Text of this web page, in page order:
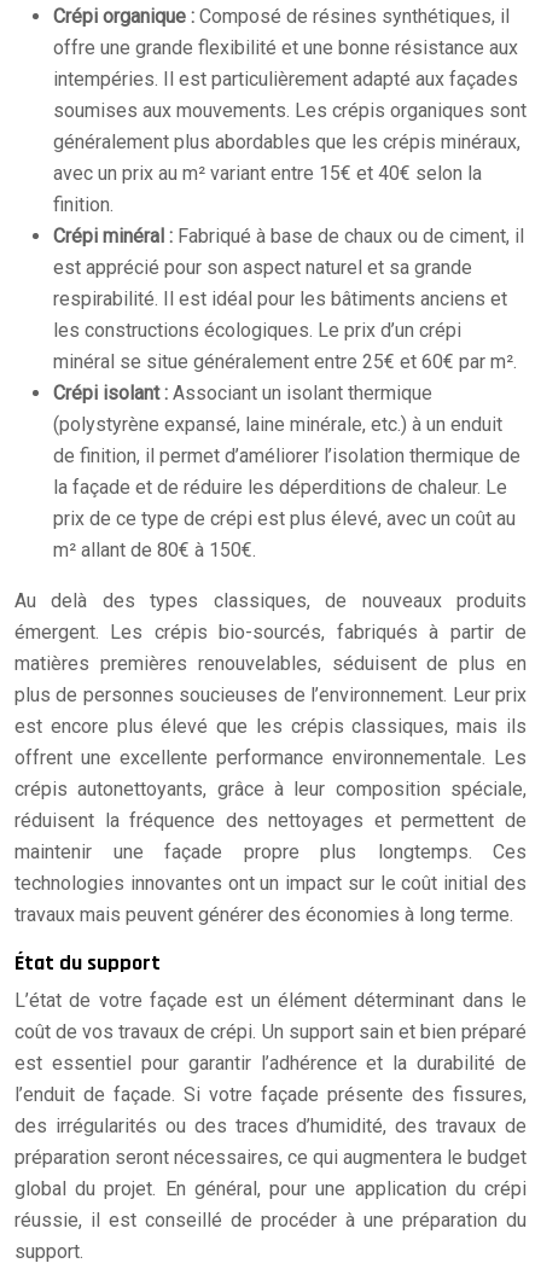
Crépi organique : Composé de résines synthétiques, il
offre une grande flexibilité et une bonne résistance aux
intempéries. Il est particulièrement adapté aux façades
soumises aux mouvements. Les crépis organiques sont
généralement plus abordables que les crépis minéraux,
avec un prix au m² variant entre 15€ et 40€ selon la
finition.
Crépi minéral : Fabriqué à base de chaux ou de ciment, il
est apprécié pour son aspect naturel et sa grande
respirabilité. Il est idéal pour les bâtiments anciens et
les constructions écologiques. Le prix d’un crépi
minéral se situe généralement entre 25€ et 60€ par m².
Crépi isolant : Associant un isolant thermique
(polystyrène expansé, laine minérale, etc.) à un enduit
de finition, il permet d’améliorer l’isolation thermique de
la façade et de réduire les déperditions de chaleur. Le
prix de ce type de crépi est plus élevé, avec un coût au
m² allant de 80€ à 150€.
Au delà des types classiques, de nouveaux produits
émergent. Les crépis bio-sourcés, fabriqués à partir de
matières premières renouvelables, séduisent de plus en
plus de personnes soucieuses de l’environnement. Leur prix
est encore plus élevé que les crépis classiques, mais ils
offrent une excellente performance environnementale. Les
crépis autonettoyants, grâce à leur composition spéciale,
réduisent la fréquence des nettoyages et permettent de
maintenir une façade propre plus longtemps. Ces
technologies innovantes ont un impact sur le coût initial des
travaux mais peuvent générer des économies à long terme.
État du support
L’état de votre façade est un élément déterminant dans le
coût de vos travaux de crépi. Un support sain et bien préparé
est essentiel pour garantir l’adhérence et la durabilité de
l’enduit de façade. Si votre façade présente des fissures,
des irrégularités ou des traces d’humidité, des travaux de
préparation seront nécessaires, ce qui augmentera le budget
global du projet. En général, pour une application du crépi
réussie, il est conseillé de procéder à une préparation du
support.